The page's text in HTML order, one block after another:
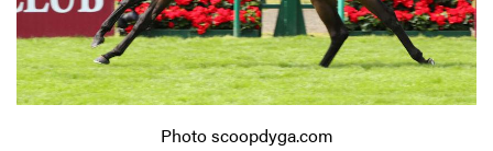
Photo scoopdyga.com